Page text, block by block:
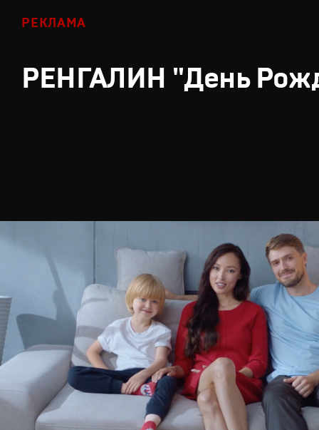
РЕКЛАМА
РЕНГАЛИН "День